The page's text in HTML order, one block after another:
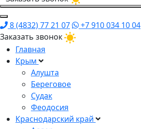
8 (4832) 77 21 07
+7 910 034 10 04
Заказать звонок
Главная
Крым
Алушта
Береговое
Судак
Феодосия
Краснодарский край